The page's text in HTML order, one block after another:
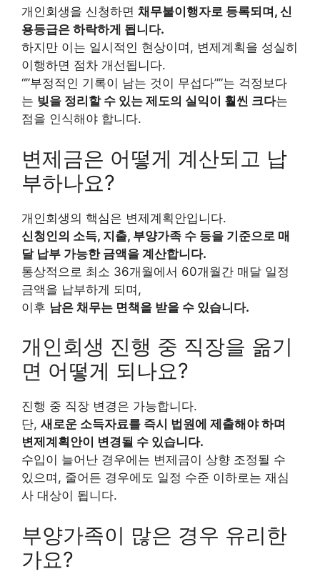
개인회생을 신청하면 채무불이행자로 등록되며, 신
용등급은 하락하게 됩니다.
하지만 이는 일시적인 현상이며, 변제계획을 성실히
이행하면 점차 개선됩니다.
“”부정적인 기록이 남는 것이 무섭다””는 걱정보다
는 빚을 정리할 수 있는 제도의 실익이 훨씬 크다는
점을 인식해야 합니다.
변제금은 어떻게 계산되고 납
부하나요?
개인회생의 핵심은 변제계획안입니다.
신청인의 소득, 지출, 부양가족 수 등을 기준으로 매
달 납부 가능한 금액을 계산합니다.
통상적으로 최소 36개월에서 60개월간 매달 일정
금액을 납부하게 되며,
이후 남은 채무는 면책을 받을 수 있습니다.
개인회생 진행 중 직장을 옮기
면 어떻게 되나요?
진행 중 직장 변경은 가능합니다.
단, 새로운 소득자료를 즉시 법원에 제출해야 하며
변제계획안이 변경될 수 있습니다.
수입이 늘어난 경우에는 변제금이 상향 조정될 수
있으며, 줄어든 경우에도 일정 수준 이하로는 재심
사 대상이 됩니다.
부양가족이 많은 경우 유리한
가요?